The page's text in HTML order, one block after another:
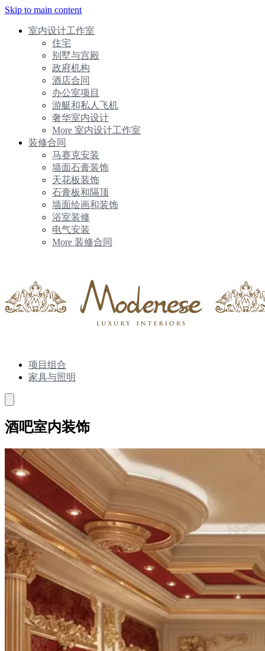
Skip to main content
室内设计工作室
住宅
别墅与宫殿
政府机构
酒店合同
办公室项目
游艇和私人飞机
奢华室内设计
More 室内设计工作室
装修合同
马赛克安装
墙面石膏装饰
天花板装饰
石膏板和隔顶
墙面绘画和装饰
浴室装修
电气安装
More 装修合同
项目组合
家具与照明
酒吧室内装饰